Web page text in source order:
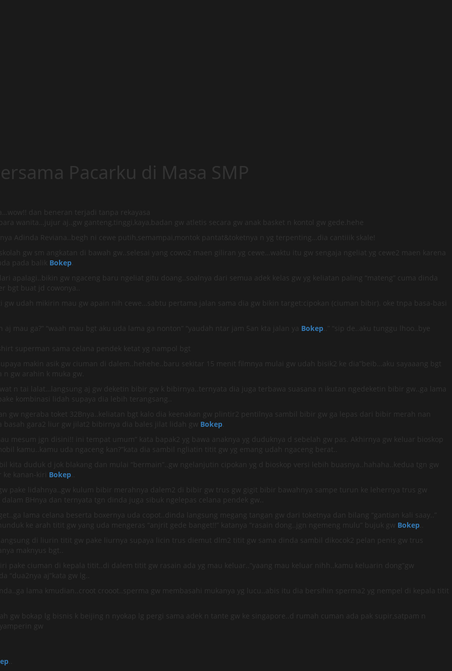
Pacarku di Masa SMP
dan beneran terjadi tanpa rekayasa
wanita…jujur aj..gw ganteng,tinggi,kaya,badan gw atletis secara gw anak basket n kontol gw gede.hehe
Adinda Reviana..begh ni cewe putih,semampai,montok pantat&toketnya n yg terpenting…dia cantiiik skale!
gw sm angkatan di bawah gw..selesai yang cowo2 maen giliran yg cewe…waktu itu gw sengaja ngeliat yg cewe2 maen karena
pada balik Bokep
apalagi..bikin gw ngaceng baru ngeliat gitu doang..soalnya dari semua adek kelas gw yg keliatan paling “mateng” cuma dinda
bgt buat jd cowonya..
gw udah mikirin mau gw apain nih cewe…sabtu pertama jalan sama dia gw bikin target:cipokan (ciuman bibir). oke tnpa basa-basi
mau ga?” “waah mau bgt aku uda lama ga nonton” “yaudah ntar jam 5an kta jalan ya Bokep ..” “sip de..aku tunggu lhoo..bye
superman sama celana pendek ketat yg nampol bgt
makin asik gw ciuman di dalem..hehehe..baru sekitar 15 menit filmnya mulai gw udah bisik2 ke dia”beib…aku sayaaang bgt
n gw arahin k muka gw.
n tai lalat…langsung aj gw deketin bibir gw k bibirnya..ternyata dia juga terbawa suasana n ikutan ngedeketin bibir gw..ga lama
kombinasi lidah supaya dia lebih terangsang..
gw ngeraba toket 32Bnya..keliatan bgt kalo dia keenakan gw plintir2 pentilnya sambil bibir gw ga lepas dari bibir merah nan
gara2 liur gw jilat2 bibirnya dia bales jilat lidah gw Bokep
mesum jgn disini!! ini tempat umum” kata bapak2 yg bawa anaknya yg duduknya d sebelah gw pas. Akhirnya gw keluar bioskop
kamu..kamu uda ngaceng kan?”kata dia sambil ngliatin titit gw yg emang udah ngaceng berat..
kita duduk d jok blakang dan mulai “bermain”..gw ngelanjutin cipokan yg d bioskop versi lebih buasnya..hahaha..kedua tgn gw
kanan-kiri Bokep
pake lidahnya..gw kulum bibir merahnya dalem2 di bibir gw trus gw gigit bibir bawahnya sampe turun ke lehernya trus gw
BHnya dan ternyata tgn dinda juga sibuk ngelepas celana pendek gw..
lama celana beserta boxernya uda copot..dinda langsung megang tangan gw dari toketnya dan bilang “gantian kali saay..”
ke arah titit gw yang uda mengeras “anjrit gede banget!!” katanya “rasain dong..jgn ngemeng mulu” bujuk gw Bokep
di liurin titit gw pake liurnya supaya licin trus diemut dlm2 titit gw sama dinda sambil dikocok2 pelan penis gw trus
maknyus bgt..
pake ciuman di kepala titit..di dalem titit gw rasain ada yg mau keluar..”yaang mau keluar nihh..kamu keluarin dong”gw
“dua2nya aj”kata gw lg..
lama kmudian..croot crooot..sperma gw membasahi mukanya yg lucu..abis itu dia bersihin sperma2 yg nempel di kepala titit
gw bokap lg bisnis k beijing n nyokap lg pergi sama adek n tante gw ke singapore..d rumah cuman ada pak supir,satpam n
gw